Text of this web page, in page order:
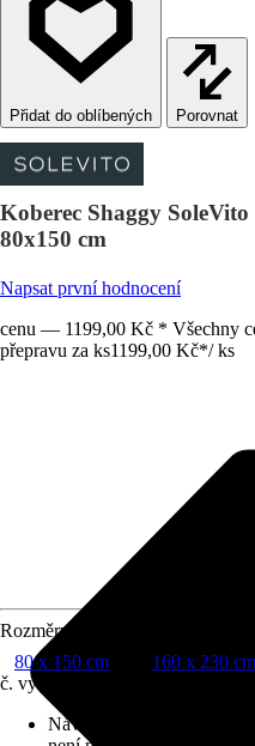
Porovnat
Koberec Shaggy
80x150 cm
Napsat první hodnocení
cenu — 1199,00 Kč * Všechny
přepravu za ks1199,00 Kč*/ ks
Rozměry (ŠxD)
80 x 150 cm
160 x 230 cm
č. výrobku
Návod na údržbu
Bělení